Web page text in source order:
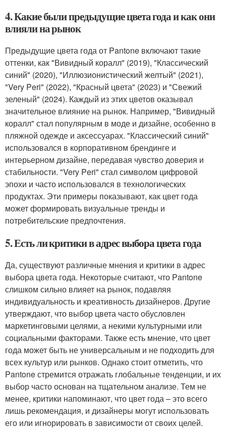
4. Какие были предыдущие цвета года и как они
влияли на рынок
Предыдущие цвета года от Pantone включают такие
оттенки, как "Вивидный коралл" (2019), "Классический
синий" (2020), "Иллюзионистический желтый" (2021),
"Very Peri" (2022), "Красный цвета" (2023) и "Свежий
зеленый" (2024). Каждый из этих цветов оказывал
значительное влияние на рынок. Например, "Вивидный
коралл" стал популярным в моде и дизайне, особенно в
пляжной одежде и аксессуарах. "Классический синий"
использовался в корпоративном брендинге и
интерьерном дизайне, передавая чувство доверия и
стабильности. "Very Peri" стал символом цифровой
эпохи и часто использовался в технологических
продуктах. Эти примеры показывают, как цвет года
может формировать визуальные тренды и
потребительские предпочтения.
5. Есть ли критики в адрес выбора цвета года
Да, существуют различные мнения и критики в адрес
выбора цвета года. Некоторые считают, что Pantone
слишком сильно влияет на рынок, подавляя
индивидуальность и креативность дизайнеров. Другие
утверждают, что выбор цвета часто обусловлен
маркетинговыми целями, а некими культурными или
социальными факторами. Также есть мнение, что цвет
года может быть не универсальным и не подходить для
всех культур или рынков. Однако стоит отметить, что
Pantone стремится отражать глобальные тенденции, и их
выбор часто основан на тщательном анализе. Тем не
менее, критики напоминают, что цвет года – это всего
лишь рекомендация, и дизайнеры могут использовать
его или игнорировать в зависимости от своих целей.